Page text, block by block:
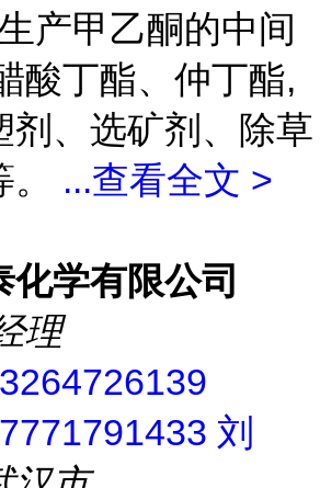
产甲乙酮的中间
酸丁酯、仲丁酯,
剂、选矿剂、除草
...查看全文 >
学有限公司
理
刘